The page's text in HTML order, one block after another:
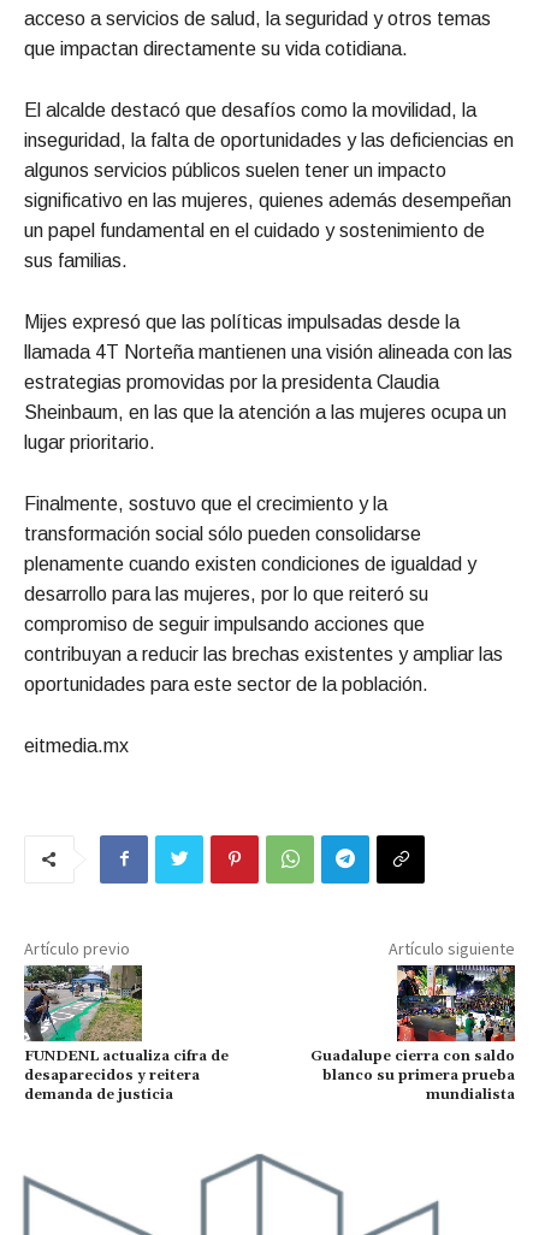
acceso a servicios de salud, la seguridad y otros temas
que impactan directamente su vida cotidiana.
El alcalde destacó que desafíos como la movilidad, la
inseguridad, la falta de oportunidades y las deficiencias en
algunos servicios públicos suelen tener un impacto
significativo en las mujeres, quienes además desempeñan
un papel fundamental en el cuidado y sostenimiento de
sus familias.
Mijes expresó que las políticas impulsadas desde la
llamada 4T Norteña mantienen una visión alineada con las
estrategias promovidas por la presidenta Claudia
Sheinbaum, en las que la atención a las mujeres ocupa un
lugar prioritario.
Finalmente, sostuvo que el crecimiento y la
transformación social sólo pueden consolidarse
plenamente cuando existen condiciones de igualdad y
desarrollo para las mujeres, por lo que reiteró su
compromiso de seguir impulsando acciones que
contribuyan a reducir las brechas existentes y ampliar las
oportunidades para este sector de la población.
eitmedia.mx
Artículo previo
FUNDENL actualiza cifra de
desaparecidos y reitera
demanda de justicia
Artículo siguiente
Guadalupe cierra con saldo
blanco su primera prueba
mundialista